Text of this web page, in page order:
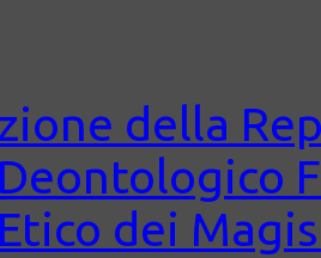
della
dei